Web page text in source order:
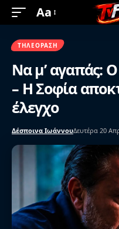
Aa
ΤΗΛΕΌΡΑΣΗ
Να μ’ αγαπάς:
– Η Σοφία
έλεγχο
Δέσποινα ΙωάννουΔευτέρα 20